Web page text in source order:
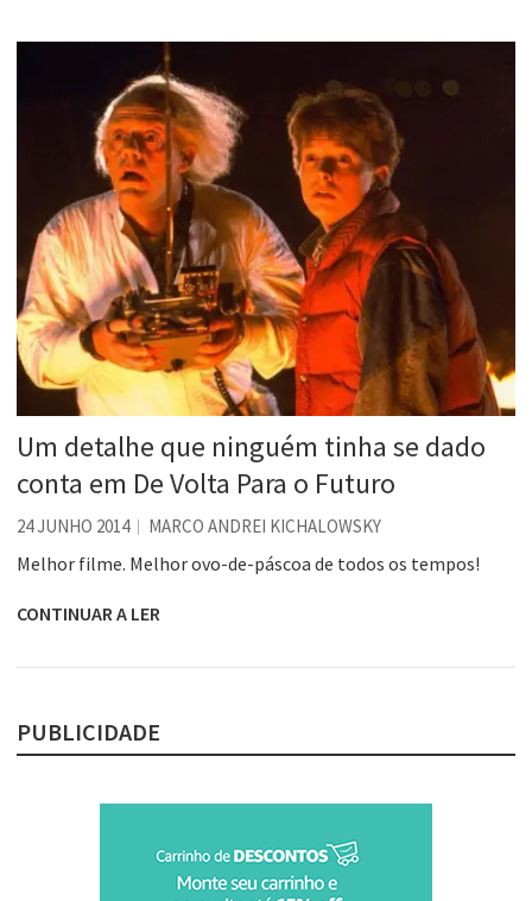
Esse tal de Rock Gaúcho
Os causos de Jorge Luis Borges
Voto obrigatório é correto?
Se queres salvar o mundo, o veganismo não é a resposta
Um detalhe que ninguém tinha se dado
conta em De Volta Para o Futuro
24 JUNHO 2014 MARCO ANDREI KICHALOWSKY
Melhor filme. Melhor ovo-de-páscoa de todos os tempos!
CONTINUAR A LER
PUBLICIDADE